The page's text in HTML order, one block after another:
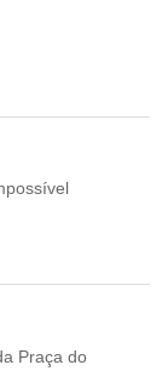
Praça do